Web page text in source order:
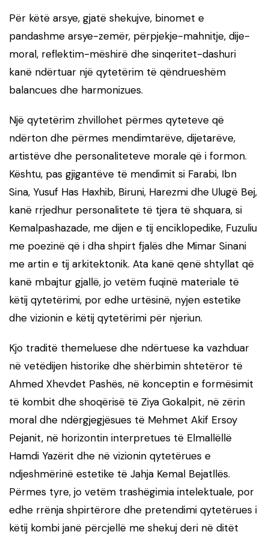
Për këtë arsye, gjatë shekujve, binomet e
pandashme arsye-zemër, përpjekje-mahnitje, dije-
moral, reflektim-mëshirë dhe sinqeritet-dashuri
kanë ndërtuar një qytetërim të qëndrueshëm
balancues dhe harmonizues.
Një qytetërim zhvillohet përmes qyteteve që
ndërton dhe përmes mendimtarëve, dijetarëve,
artistëve dhe personaliteteve morale që i formon.
Kështu, pas gjigantëve të mendimit si Farabi, Ibn
Sina, Yusuf Has Haxhib, Biruni, Harezmi dhe Ulugë Bej,
kanë rrjedhur personalitete të tjera të shquara, si
Kemalpashazade, me dijen e tij enciklopedike, Fuzuliu
me poezinë që i dha shpirt fjalës dhe Mimar Sinani
me artin e tij arkitektonik. Ata kanë qenë shtyllat që
kanë mbajtur gjallë, jo vetëm fuqinë materiale të
këtij qytetërimi, por edhe urtësinë, nyjen estetike
dhe vizionin e këtij qytetërimi për njeriun.
Kjo traditë themeluese dhe ndërtuese ka vazhduar
në vetëdijen historike dhe shërbimin shtetëror të
Ahmed Xhevdet Pashës, në konceptin e formësimit
të kombit dhe shoqërisë të Ziya Gokalpit, në zërin
moral dhe ndërgjegjësues të Mehmet Akif Ersoy
Pejanit, në horizontin interpretues të Elmallëllë
Hamdi Yazërit dhe në vizionin qytetërues e
ndjeshmërinë estetike të Jahja Kemal Bejatllës.
Përmes tyre, jo vetëm trashëgimia intelektuale, por
edhe rrënja shpirtërore dhe pretendimi qytetërues i
këtij kombi janë përcjellë me shekuj deri në ditët